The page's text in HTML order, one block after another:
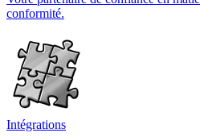
conformité.
Intégrations